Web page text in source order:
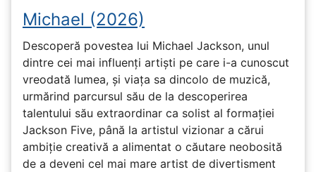
Michael (2026)
Descoperă povestea lui Michael Jackson, unul
dintre cei mai influenți artiști pe care i-a cunoscut
vreodată lumea, și viața sa dincolo de muzică,
urmărind parcursul său de la descoperirea
talentului său extraordinar ca solist al formației
Jackson Five, până la artistul vizionar a cărui
ambiție creativă a alimentat o căutare neobosită
de a deveni cel mai mare artist de divertisment